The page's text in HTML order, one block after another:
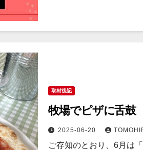
取材後記
牧場でピザに舌鼓
2025-06-20
ご存知のとおり、6月は